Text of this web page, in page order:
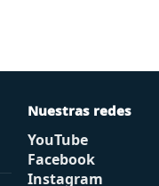
Nuestras redes
YouTube
Facebook
Instagram